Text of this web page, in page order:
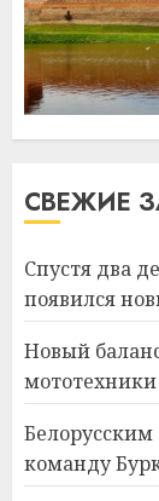
СВЕЖИЕ
Спустя два
появился
Новый
Белорусским
команду